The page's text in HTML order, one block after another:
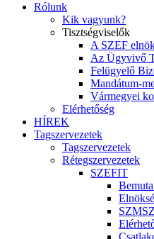
Rólunk
Kik vagyunk?
Tisztségviselők
A SZEF
Az Ügyvivő
Felügyelő
Mandátum-
Vármegyei
Elérhetőség
HÍREK
Tagszervezetek
Tagszervezetek
Rétegszervezetek
SZEFIT
SZMSZ